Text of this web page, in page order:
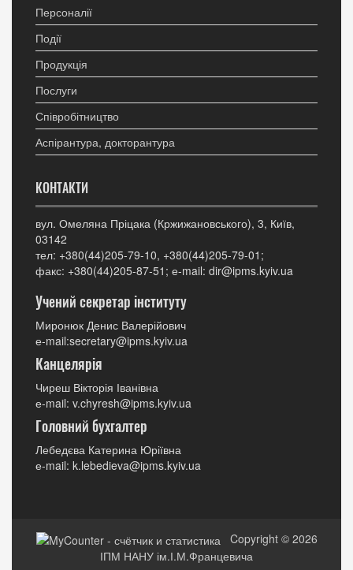
Персоналії
Події
Продукція
Послуги
Співробітництво
Аспірантура, докторантура
КОНТАКТИ
вул. Омеляна Пріцака (Кржижановського), 3, Київ,
03142
тел: +380(44)205-79-10, +380(44)205-79-01;
факс: +380(44)205-87-51; е-mail: dir@ipms.kyiv.ua
Учений секретар інституту
Миронюк Денис Валерійович
е-mail:secretary@ipms.kyiv.ua
Канцелярія
Чиреш Вікторія Іванівна
е-mail: v.chyresh@ipms.kyiv.ua
Головний бухгалтер
Лебедєва Катерина Юріївна
е-mail: k.lebedieva@ipms.kyiv.ua
Copyright © 2026
ІПМ НАНУ ім.І.М.Францевича